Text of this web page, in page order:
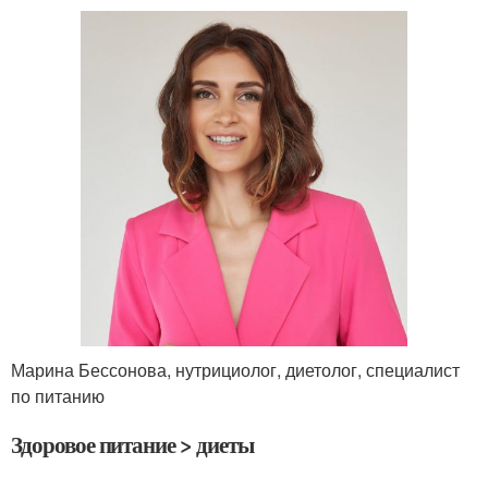
Марина Бессонова, нутрициолог, диетолог, специалист
по питанию
Здоровое питание > диеты